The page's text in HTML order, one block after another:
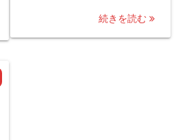
続きを読む